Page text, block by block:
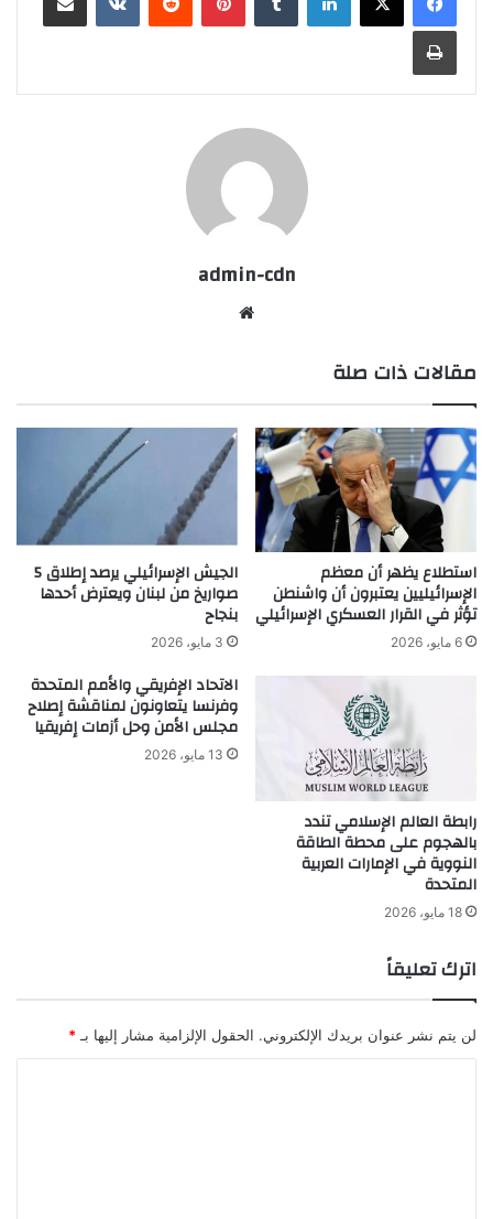
طباعة
admin-cdn
مقالات ذات صلة
استطلاع يظهر أن معظم
الإسرائيليين يعتبرون أن واشنطن
تؤثر في القرار العسكري الإسرائيلي
6 مايو، 2026
الجيش الإسرائيلي يرصد إطلاق 5
صواريخ من لبنان ويعترض أحدها
بنجاح
3 مايو، 2026
رابطة العالم الإسلامي تندد
بالهجوم على محطة الطاقة
النووية في الإمارات العربية
المتحدة
18 مايو، 2026
الاتحاد الإفريقي والأمم المتحدة
وفرنسا يتعاونون لمناقشة إصلاح
مجلس الأمن وحل أزمات إفريقيا
13 مايو، 2026
اترك تعليقاً
لن يتم نشر عنوان بريدك الإلكتروني. الحقول الإلزامية مشار إليها بـ *